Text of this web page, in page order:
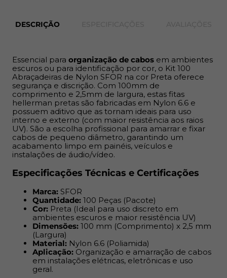
Preta (Ideal para uso discreto em ambientes
escuros e maior resistência UV)
Material:Nylon 6.6 (Poliamida)
Aplicação:Organização e amarração de cabos em
instalações elétricas, eletrônicas e uso geral.
Vantagens das Abraçadeiras de Nylon
100x2,5mm
Discreta:Cor preta garante que a amarração não
chame atenção.
variações de temperatura.
Economia:Kit com 100 unidades para múltiplas
amarrações.
A Mad Mais éespecialista em materiais elétricos de alta
performance, oferecendo uma linha completa de
soluções para profissionais e consumidores exigentes
que não abrem mão da qualidade. Com um catálogo
rigorosamente selecionado, garantimos procedência,
suporte especializado e a confiança de uma marca que
DESCRIÇÃO
Essencial para organização de cabos em ambientes
escuros ou para identificação por cor, o Kit 100
Abraçadeiras de Nylon SFOR na cor Preta oferece
segurança e discrição. Com 100mm de
comprimento e 2,5mm de largura, estas fitas
hellerman pretas são fabricadas em Nylon 6.6 e
possuem aditivo que as tornam ideais para uso
interno e externo (com maior resistência aos raios
UV). São a escolha profissional para amarrar e fixar
cabos de pequeno diâmetro, garantindo um
acabamento limpo em painéis, veículos e
instalações de áudio/vídeo.
Especificações Técnicas e Certificações
Marca: SFOR
Quantidade: 100 Peças (Pacote)
Cor: Preta (Ideal para uso discreto em
ambientes escuros e maior resistência UV)
Dimensões: 100 mm (Comprimento) x 2,5 mm
(Largura)
Material: Nylon 6.6 (Poliamida)
Aplicação: Organização e amarração de cabos
em instalações elétricas, eletrônicas e uso
geral.